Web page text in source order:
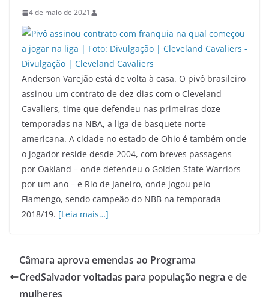
4 de maio de 2021
Anderson Varejão está de volta à casa. O pivô brasileiro
assinou um contrato de dez dias com o Cleveland
Cavaliers, time que defendeu nas primeiras doze
temporadas na NBA, a liga de basquete norte-
americana. A cidade no estado de Ohio é também onde
o jogador reside desde 2004, com breves passagens
por Oakland – onde defendeu o Golden State Warriors
por um ano – e Rio de Janeiro, onde jogou pelo
Flamengo, sendo campeão do NBB na temporada
2018/19. [Leia mais…]
Câmara aprova emendas ao Programa
CredSalvador voltadas para população negra e de
mulheres